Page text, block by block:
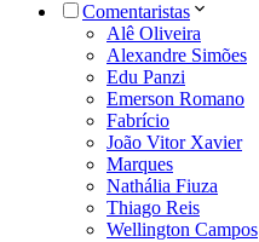
Comentaristas
Alê Oliveira
Alexandre Simões
Edu Panzi
Emerson Romano
Fabrício
João Vitor Xavier
Marques
Nathália Fiuza
Thiago Reis
Wellington Campos